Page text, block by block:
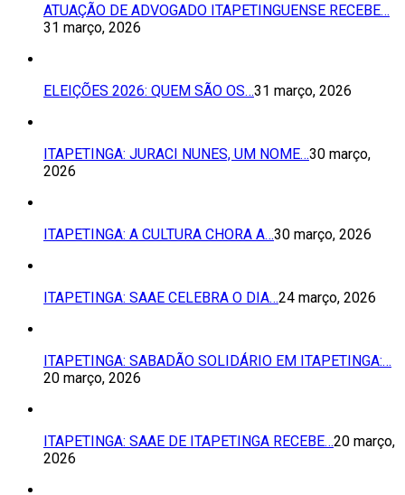
ATUAÇÃO DE ADVOGADO ITAPETINGUENSE RECEBE…
31 março, 2026
ELEIÇÕES 2026: QUEM SÃO OS…31 março, 2026
ITAPETINGA: JURACI NUNES, UM NOME…30 março,
2026
ITAPETINGA: A CULTURA CHORA A…30 março, 2026
ITAPETINGA: SAAE CELEBRA O DIA…24 março, 2026
ITAPETINGA: SABADÃO SOLIDÁRIO EM ITAPETINGA:…
20 março, 2026
ITAPETINGA: SAAE DE ITAPETINGA RECEBE…20 março,
2026